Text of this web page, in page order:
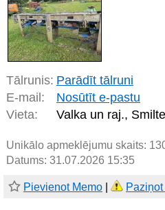
Tālrunis: Parādīt tālruni
E-mail:
Nosūtīt e-pastu
Vieta:
Valka un raj.,
Unikālo apmeklējumu skaits:
Datums: 31.07.2026 15:35
Pievienot Memo